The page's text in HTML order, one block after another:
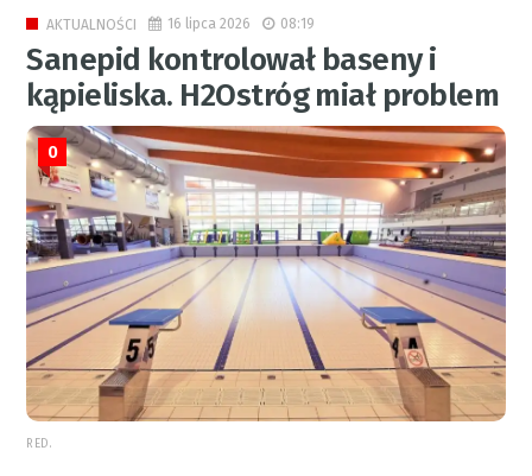
AKTUALNOŚCI 16 lipca 2026 08:19
Sanepid kontrolował baseny i
kąpieliska. H2Ostróg miał problem
0
RED.